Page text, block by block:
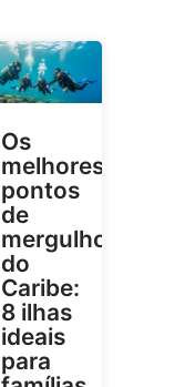
Os
melhores
pontos
de
mergulho
do
Caribe:
8 ilhas
ideais
para